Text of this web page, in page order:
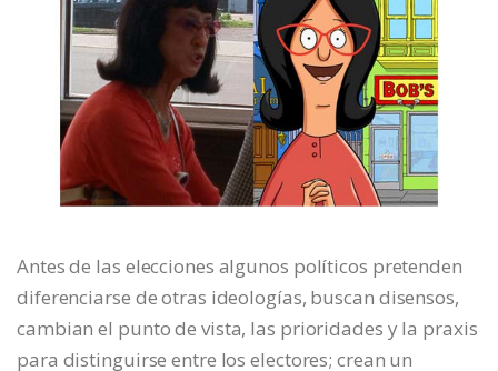
Antes de las elecciones algunos políticos pretenden
diferenciarse de otras ideologías, buscan disensos,
cambian el punto de vista, las prioridades y la praxis
para distinguirse entre los electores; crean un